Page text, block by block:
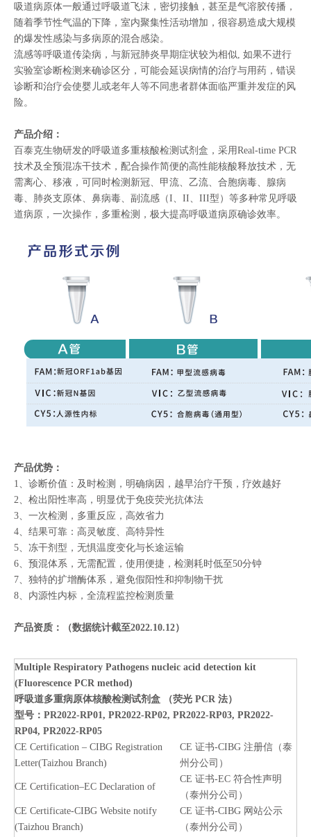
吸道病原体一般通过呼吸道飞沫，密切接触，甚至是气溶胶传播，
随着季节性气温的下降，室内聚集性活动增加，很容易造成大规模
的爆发性感染与多病原的混合感染。
流感等呼吸道传染病，与新冠肺炎早期症状较为相似, 如果不进行
实验室诊断检测来确诊区分，可能会延误病情的治疗与用药，错误
诊断和治疗会使婴儿或老年人等不同患者群体面临严重并发症的风
险。
产品介绍：
百泰克生物研发的呼吸道多重核酸检测试剂盒，采用Real-time PCR
技术及全预混冻干技术，配合操作简便的高性能核酸释放技术，无
需离心、移液，可同时检测新冠、甲流、乙流、合胞病毒、腺病
毒、肺炎支原体、鼻病毒、副流感（I、II、III型）等多种常见呼吸
道病原，一次操作，多重检测，极大提高呼吸道病原确诊效率。
产品优势：
1、诊断价值：及时检测，明确病因，越早治疗干预，疗效越好
2、检出阳性率高，明显优于免疫荧光抗体法
3、一次检测，多重反应，高效省力
4、结果可靠：高灵敏度、高特异性
5、冻干剂型，无惧温度变化与长途运输
6、预混体系，无需配置，使用便捷，检测耗时低至50分钟
7、独特的扩增酶体系，避免假阳性和抑制物干扰
8、内源性内标，全流程监控检测质量
产品资质： （数据统计截至2022.10.12）
Multiple Respiratory Pathogens nucleic acid detection kit
(Fluorescence PCR method)
呼吸道多重病原体核酸检测试剂盒 （荧光 PCR 法）
型号：PR2022-RP01, PR2022-RP02, PR2022-RP03, PR2022-
RP04, PR2022-RP05
CE Certification – CIBG Registration
Letter(Taizhou Branch)
CE 证书-CIBG 注册信（泰
州分公司）
CE Certification–EC Declaration of
CE 证书-EC 符合性声明
（泰州分公司）
CE Certificate-CIBG Website notify
(Taizhou Branch)
CE 证书-CIBG 网站公示
（泰州分公司）